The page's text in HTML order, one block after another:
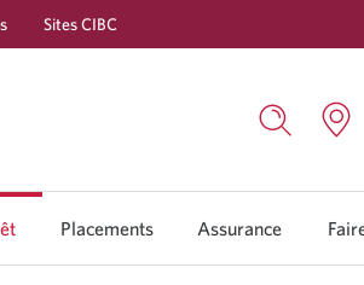
Sites CIBC
boîte
dialogue
s'ouvrira.
Placements Assurance